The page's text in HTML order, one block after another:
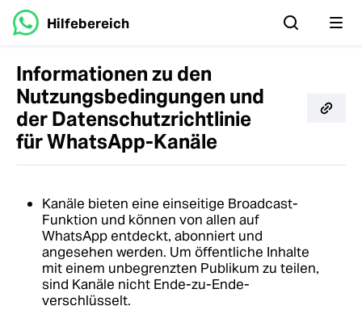
Hilfebereich
Informationen zu den
Nutzungsbedingungen und
der Datenschutzrichtlinie
für WhatsApp-Kanäle
Kanäle bieten eine einseitige Broadcast-
Funktion und können von allen auf
WhatsApp entdeckt, abonniert und
angesehen werden. Um öffentliche Inhalte
mit einem unbegrenzten Publikum zu teilen,
sind Kanäle nicht Ende-zu-Ende-
verschlüsselt.